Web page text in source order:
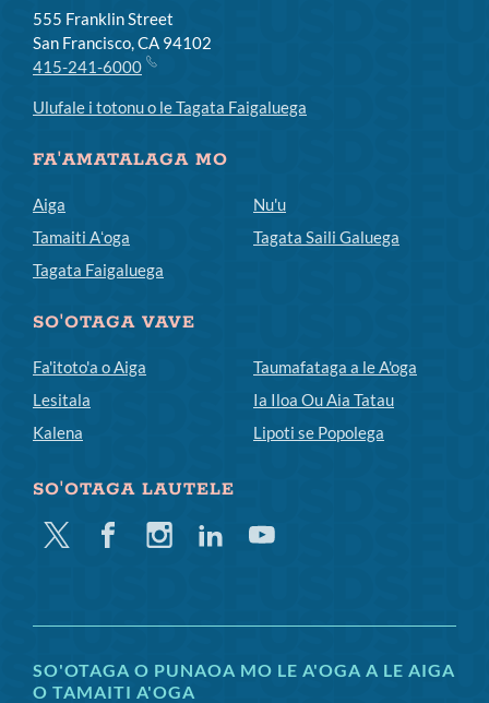
555 Franklin Street
San Francisco, CA 94102
415-241-6000
Ulufale i totonu o le Tagata Faigaluega
FA'AMATALAGA MO
Aiga
Tamaiti Aʻoga
Tagata Faigaluega
Nu'u
Tagata Saili Galuega
SO'OTAGA VAVE
Fa'itoto'a o Aiga
Lesitala
Kalena
Taumafataga a le A'oga
Ia Iloa Ou Aia Tatau
Lipoti se Popolega
SO'OTAGA LAUTELE
Twitter FacebookInstagramLinkedinYoutube
SO'OTAGA O PUNAOA MO LE A'OGA A LE AIGA
O TAMAITI A'OGA